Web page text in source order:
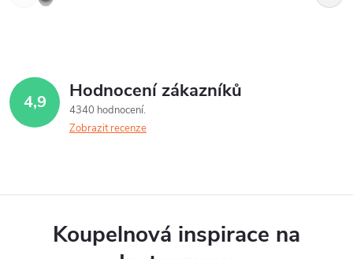
4,9 Hodnocení zákazníků
4340 hodnocení
Zobrazit recenze
Koupelnová inspirace na